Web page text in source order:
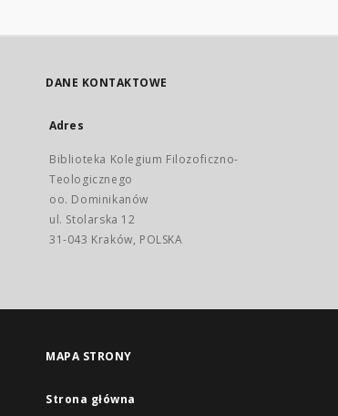
DANE KONTAKTOWE
Adres
Biblioteka Kolegium Filozoficzno-
Teologicznego
oo. Dominikanów
ul. Stolarska 12
31-043 Kraków, POLSKA
MAPA STRONY
Strona główna